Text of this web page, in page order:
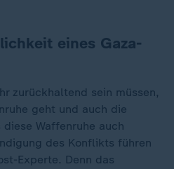
eines Gaza-
zurückhaltend sein müssen,
geht und auch die
Waffenruhe auch
des Konflikts führen
Experte. Denn das